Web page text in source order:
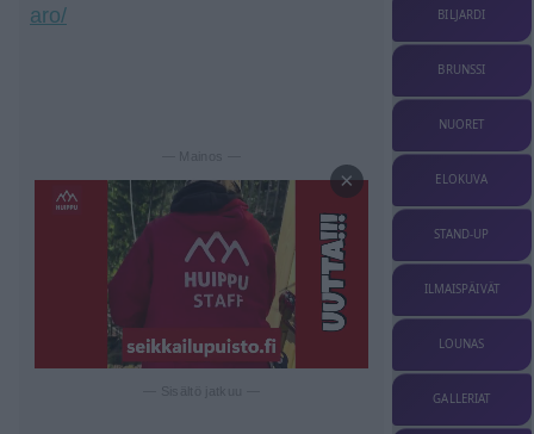
aro/
— Mainos —
×
BILJARDI
BRUNSSI
NUORET
ELOKUVA
STAND-UP
ILMAISPÄIVÄT
LOUNAS
GALLERIAT